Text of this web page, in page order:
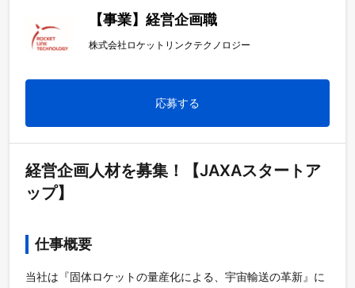
【事業】経営企画職
株式会社ロケットリンクテクノロジー
応募する
経営企画人材を募集！【JAXAスタートア
ップ】
仕事概要
当社は『固体ロケットの量産化による、宇宙輸送の革新』に